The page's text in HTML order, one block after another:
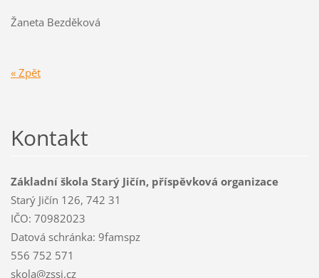
Žaneta Bezděková
« Zpět
Kontakt
Základní škola Starý Jičín, příspěvková organizace
Starý Jičín 126, 742 31
IČO: 70982023
Datová schránka: 9famspz
556 752 571
skola@zssj.cz